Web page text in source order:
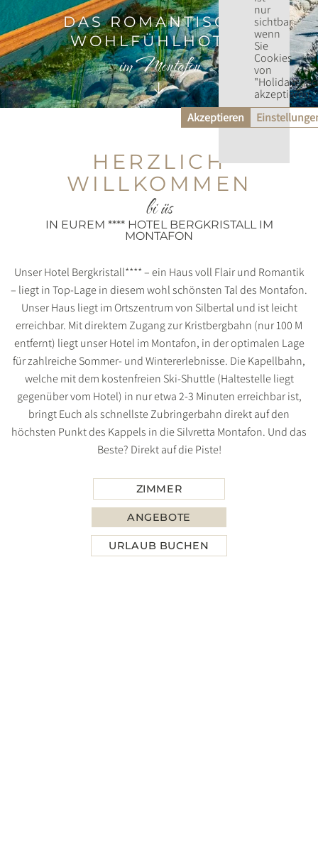
DAS ROMANTISCHE
WOHLFÜHLHOTEL
im Montafon
nur
sichtbar
wenn
Sie
Cookies
von
akzeptieren.
Akzeptieren
HERZLICH
WILLKOMMEN
bi üs
IN EUREM **** HOTEL BERGKRISTALL IM
MONTAFON
Unser Hotel Bergkristall**** – ein Haus voll Flair und Romantik
– liegt in Top-Lage in diesem wohl schönsten Tal des Montafon.
Unser Haus liegt im Ortszentrum von Silbertal und ist leicht
erreichbar. Mit direktem Zugang zur Kristbergbahn (nur 100 M
entfernt) liegt unser Hotel im Montafon, in der optimalen Lage
für zahlreiche Sommer- und Wintererlebnisse. Die Kapellbahn,
welche mit dem kostenfreien Ski-Shuttle (Haltestelle liegt
gegenüber vom Hotel) in nur etwa 2-3 Minuten erreichbar ist,
bringt Euch als schnellste Zubringerbahn direkt auf den
höchsten Punkt des Kappels in die Silvretta Montafon. Und das
Beste? Direkt auf die Piste!
ZIMMER
ANGEBOTE
URLAUB BUCHEN